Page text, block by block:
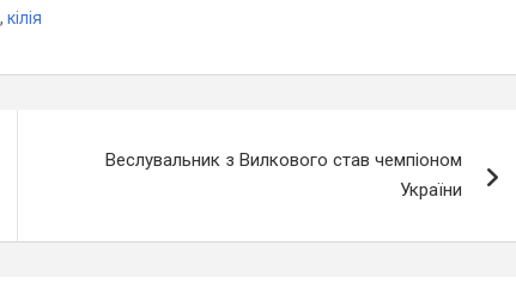
, кілія
Веслувальник з Вилкового став чемпіоном
України